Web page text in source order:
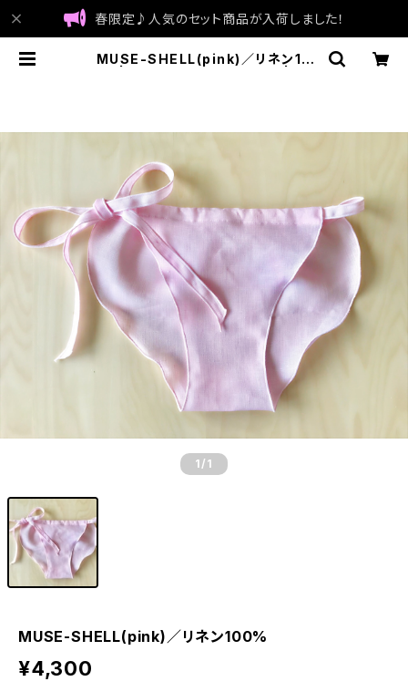
春限定♪人気のセット商品が入荷しました！
MUSE-SHELL(pink)／リネン10
1 /1
MUSE-SHELL(pink)／リネン100%
¥4,300